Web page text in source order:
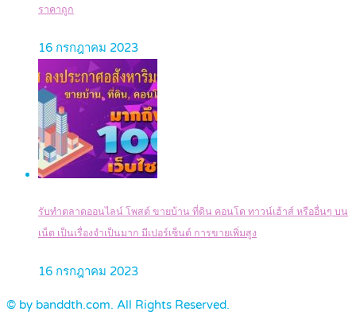
ราคาถูก
16 กรกฎาคม 2023
รับทำตลาดออนไลน์ โพสต์ ขายบ้าน ที่ดิน คอนโด ทาวน์เฮ้าส์ หรืออื่นๆ บน
เน็ต เป็นเรื่องจำเป็นมาก มีเปอร์เซ็นต์ การขายเพิ่มสูง
16 กรกฎาคม 2023
© by banddth.com. All Rights Reserved.